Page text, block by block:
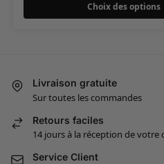
Choix des options
Livraison gratuite
Sur toutes les commandes
Retours faciles
14 jours à la réception de votre
Service Client